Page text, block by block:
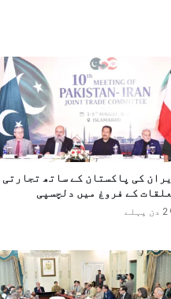
کرنے کی ہدایت
پاکستان سمیت 8 اسلامی ممالک کی غزہ میں اسرائیلی کارروائیوں کی شدید مذمت، فوری جنگ بندی اور انسانی امداد کی فراہمی کا مطالبہ
کی پاکستان کے ساتھ تجارتی
کے فروغ میں دلچسپی
2 دن پہلے